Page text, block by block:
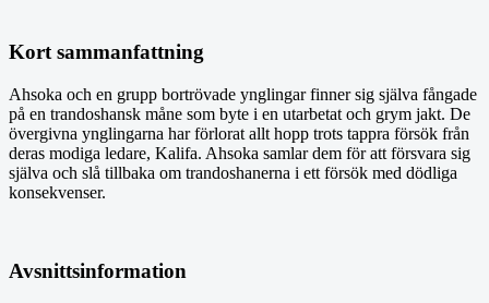
Kort sammanfattning
Ahsoka och en grupp bortrövade ynglingar finner sig själva fångade
på en trandoshansk måne som byte i en utarbetat och grym jakt. De
övergivna ynglingarna har förlorat allt hopp trots tappra försök från
deras modiga ledare, Kalifa. Ahsoka samlar dem för att försvara sig
själva och slå tillbaka om trandoshanerna i ett försök med dödliga
konsekvenser.
Avsnittsinformation